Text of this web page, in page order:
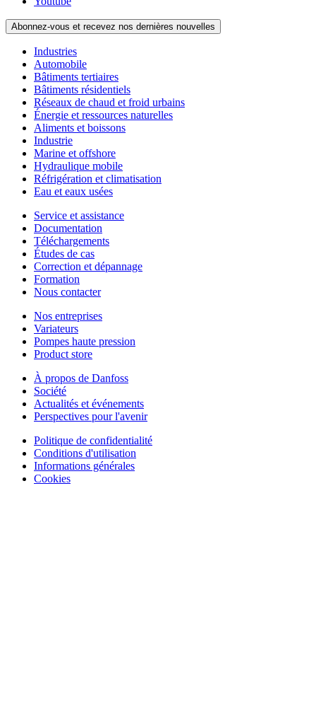
Abonnez-vous et recevez nos dernières nouvelles
Industries
Automobile
Bâtiments tertiaires
Bâtiments résidentiels
Réseaux de chaud et froid urbains
Énergie et ressources naturelles
Aliments et boissons
Industrie
Marine et offshore
Hydraulique mobile
Réfrigération et climatisation
Eau et eaux usées
Service et assistance
Documentation
Téléchargements
Études de cas
Correction et dépannage
Formation
Nous contacter
Nos entreprises
Variateurs
Pompes haute pression
Product store
À propos de Danfoss
Société
Actualités et événements
Perspectives pour l'avenir
Politique de confidentialité
Conditions d'utilisation
Informations générales
Cookies